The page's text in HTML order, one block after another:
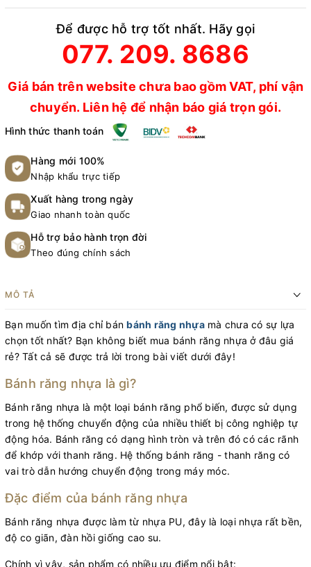
Để được hỗ trợ tốt nhất. Hãy gọi
077. 209. 8686
Giá bán trên website chưa bao gồm VAT, phí vận
chuyển. Liên hệ để nhận báo giá trọn gói.
Hình thức thanh toán
Hàng mới 100%
Nhập khẩu trực tiếp
Xuất hàng trong ngày
Giao nhanh toàn quốc
Hỗ trợ bảo hành trọn đời
Theo đúng chính sách
MÔ TẢ
Bạn muốn tìm địa chỉ bánbánh răng nhựamà chưa có sự lựa
chọn tốt nhất? Bạn không biết mua bánh răng nhựa ở đâu giá
rẻ? Tất cả sẽ được trả lời trong bài viết dưới đây!
Bánh răng nhựa là gì?
Bánh răng nhựa là một loại bánh răng phổ biến, được sử dụng
trong hệ thống chuyển động của nhiều thiết bị công nghiệp tự
động hóa. Bánh răng có dạng hình tròn và trên đó có các rãnh
để khớp với thanh răng. Hệ thống bánh răng - thanh răng có
vai trò dẫn hướng chuyển động trong máy móc.
Đặc điểm của bánh răng nhựa
Bánh răng nhựa được làm từ nhựa PU, đây là loại nhựa rất bền,
độ co giãn, đàn hồi giống cao su.
Chính vì vậy, sản phẩm có nhiều ưu điểm nổi bật: